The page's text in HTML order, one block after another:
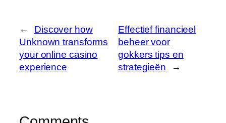
←
Discover how
Unknown transforms
your online casino
experience
Effectief financieel
beheer voor
gokkers tips en
strategieën
→